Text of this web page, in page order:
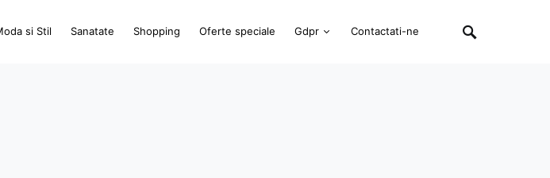
si Stil Sanatate Shopping Oferte speciale Gdpr Contactati-ne